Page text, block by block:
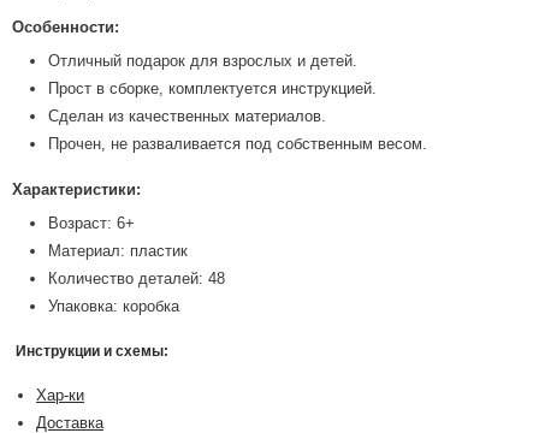
Особенности:
Отличный подарок для взрослых и детей.
Прост в сборке, комплектуется инструкцией.
Сделан из качественных материалов.
Прочен, не разваливается под собственным весом.
Характеристики:
Возраст: 6+
Материал: пластик
Количество деталей: 48
Упаковка: коробка
Инструкции и схемы:
Хар-ки
Доставка